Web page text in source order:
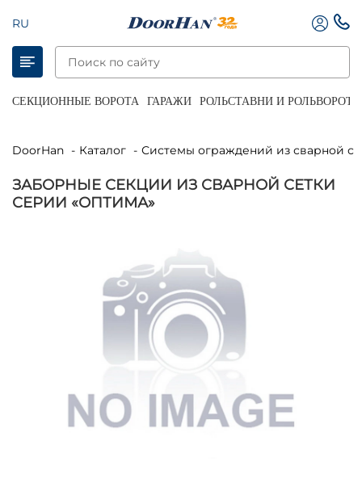
RU
СЕКЦИОННЫЕ ВОРОТА ГАРАЖИ РОЛЬСТАВНИ И РОЛЬВОРОТА
DoorHan Каталог Системы ограждений из сварной
ЗАБОРНЫЕ СЕКЦИИ ИЗ СВАРНОЙ СЕТКИ
СЕРИИ «ОПТИМА»